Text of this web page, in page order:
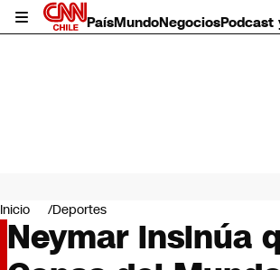
PaísMundoNegociosPodcast
Mundo
Negocios
Deportes
Programas completos
Inicio Deportes
Neymar insinúa